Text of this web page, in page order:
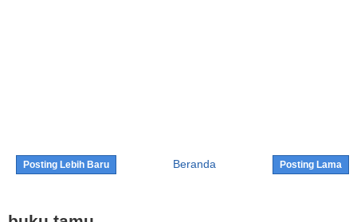
Posting Lebih Baru Posting Lama
Beranda